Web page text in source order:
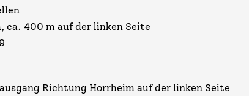
ca. 400 m auf der linken Seite
Richtung Horrheim auf der linken Seite